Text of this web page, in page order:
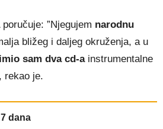
poručuje: ”Njegujem narodnu
bližeg i daljeg okruženja, a u
sam dva cd-a instrumentalne
rekao je.
dana